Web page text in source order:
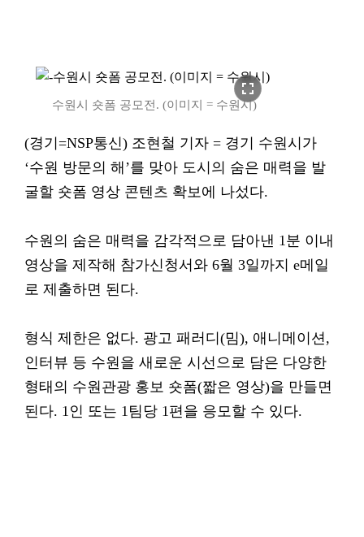
fullscreen
수원시 숏폼 공모전. (이미지 = 수원시)
(경기=NSP통신) 조현철 기자 = 경기 수원시가
‘수원 방문의 해’를 맞아 도시의 숨은 매력을 발
굴할 숏폼 영상 콘텐츠 확보에 나섰다.
수원의 숨은 매력을 감각적으로 담아낸 1분 이내
영상을 제작해 참가신청서와 6월 3일까지 e메일
로 제출하면 된다.
형식 제한은 없다. 광고 패러디(밈), 애니메이션,
인터뷰 등 수원을 새로운 시선으로 담은 다양한
형태의 수원관광 홍보 숏폼(짧은 영상)을 만들면
된다. 1인 또는 1팀당 1편을 응모할 수 있다.